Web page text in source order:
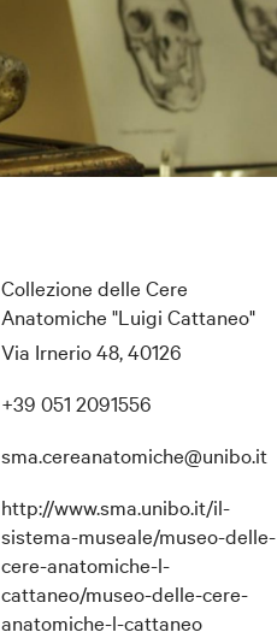
Collezione delle Cere
Anatomiche "Luigi Cattaneo"
Via Irnerio 48, 40126
+39 051 2091556
sma.cereanatomiche@unibo.it
http://www.sma.unibo.it/il-
sistema-museale/museo-delle-
cere-anatomiche-l-
cattaneo/museo-delle-cere-
anatomiche-l-cattaneo